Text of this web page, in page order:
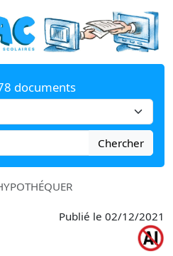
documents
Chercher
Publié le 02/12/2021